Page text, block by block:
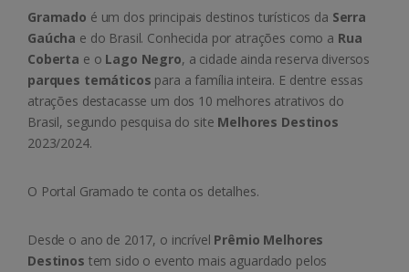
Gramado é um dos principais destinos turísticos da Serra
Gaúcha e do Brasil. Conhecida por atrações como a Rua
Coberta e o Lago Negro, a cidade ainda reserva diversos
parques temáticos para a família inteira. E dentre essas
atrações destacasse um dos 10 melhores atrativos do
Brasil, segundo pesquisa do site Melhores Destinos
2023/2024.
O Portal Gramado te conta os detalhes.
Desde o ano de 2017, o incrível Prêmio Melhores
Destinos tem sido o evento mais aguardado pelos